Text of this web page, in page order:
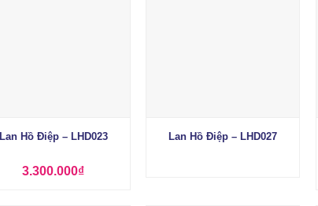
Lan Hồ Điệp – LHD023
3.300.000₫
Lan Hồ Điệp – LHD027